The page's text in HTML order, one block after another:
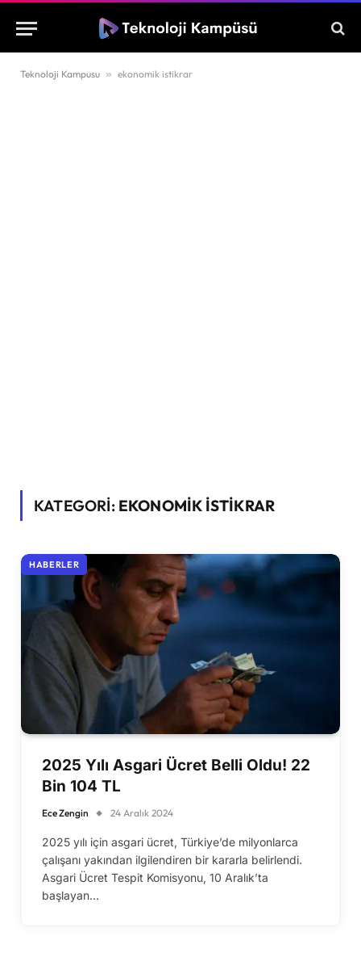
Teknoloji Kampusu » ekonomik istikrar
KATEGORİ: EKONOMIK ISTIKRAR
HABERLER
2025 Yılı Asgari Ücret Belli Oldu! 22
Bin 104 TL
Ece Zengin 24 Aralık 2024
2025 yılı için asgari ücret, Türkiye’de milyonlarca
çalışanı yakından ilgilendiren bir kararla belirlendi.
Asgari Ücret Tespit Komisyonu, 10 Aralık’ta
başlayan…